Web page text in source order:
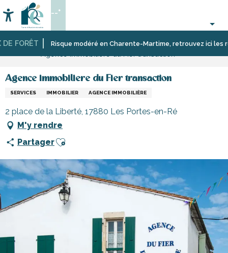
au
contenu
principal
FORÊT Risque modéré en Charente-Martime, retrouvez ici les
Accessibilité
Recherche
--°
Accueil S’informerCommerces,
services
Commerces
de
de
Agence immobiliere du Fier transaction
SERVICES IMMOBILIER AGENCE IMMOBILIÈRE
2 place de la Liberté, 17880 Les Portes-en-Ré
M'y rendre
PartagerAjouter aux favoris